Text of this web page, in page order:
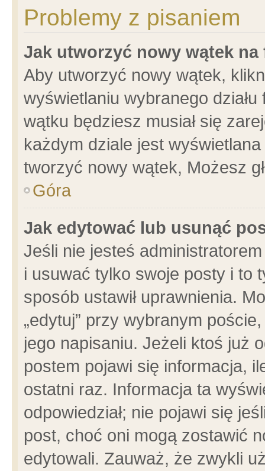
Problemy z pisaniem
Jak utworzyć nowy wątek na
Aby utworzyć nowy wątek,
wyświetlaniu wybranego
wątku będziesz musiał się
każdym dziale jest
tworzyć nowy wątek, Możesz
Góra
Jak edytować lub usunąć
Jeśli nie jesteś
i usuwać tylko swoje posty i to
sposób ustawił uprawnienia.
„edytuj” przy wybranym
jego napisaniu. Jeżeli ktoś już
postem pojawi się informacja,
ostatni raz. Informacja ta
odpowiedział; nie pojawi się
post, choć oni mogą zostawić
edytowali. Zauważ, że zwykli